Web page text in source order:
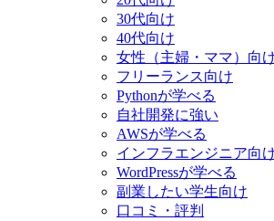
30代向け
40代向け
女性（主婦・ママ）向
フリーランス向け
Pythonが学べる
自社開発に強い
AWSが学べる
インフラエンジニア向
WordPressが学べる
副業したい学生向け
口コミ・評判